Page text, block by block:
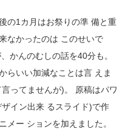
の1カ月はお祭りの準 備と重
なかったのは このせいで
かんのむしの話を40分も。
らいい加減なことは言 えま
ってませんが)。 原稿はパワ
イン出来 るスライド)で作
メー ションを加えました。